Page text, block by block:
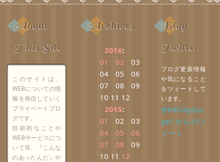
About
This Site
このサイトは、
WEBについての情
報を発信していく
プライベートブロ
グです。
技術的なことや
WEBサービスにつ
いて等、『こんな
のあったんだ』や
Archives
2016:
01
02
03
04
05
06
07
08
09
10 11 12
2015:
01
02
03
04
05
06
07
08
09
10 11 12
Blog
Twitter
ブログ更新情報
や気になること
をツィートして
います。
@InfinitySco
pe1 からのツ
イート